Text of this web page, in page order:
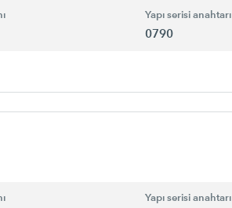
Yapı serisi anahtarı
0790
Yapı serisi anahtarı